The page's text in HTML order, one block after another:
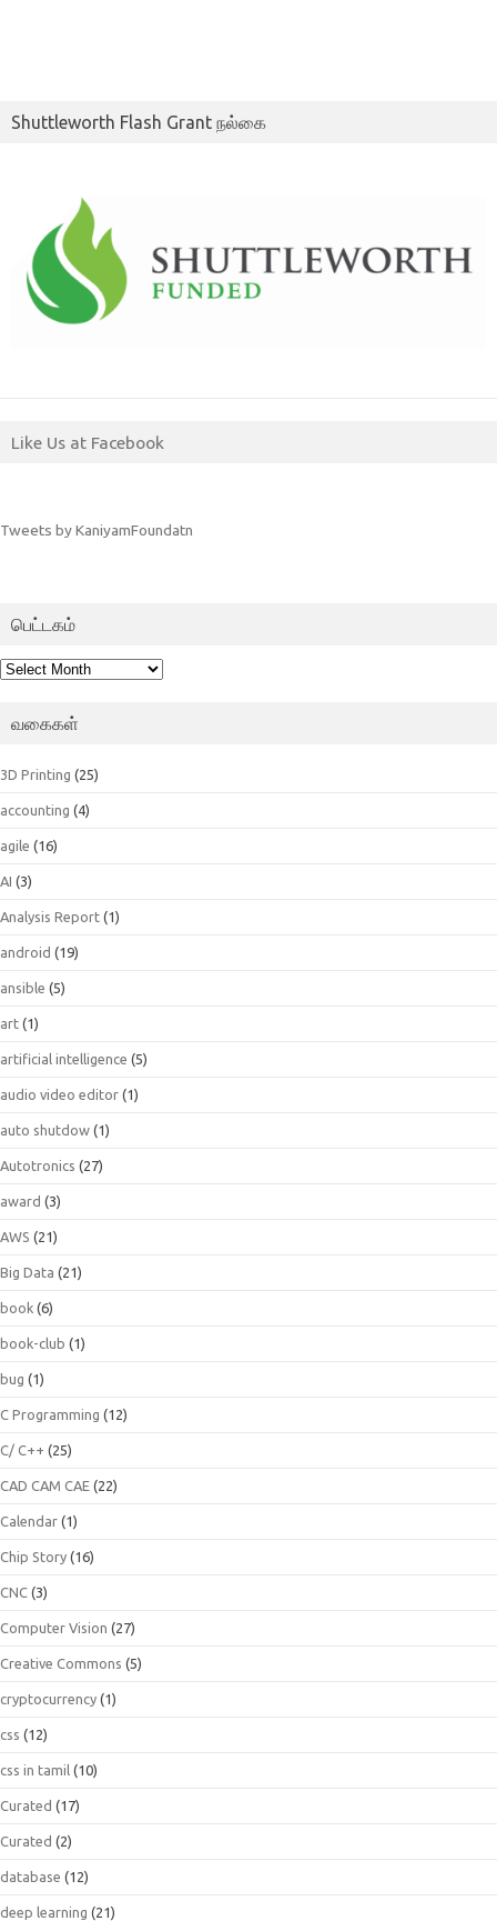
Shuttleworth Flash Grant நல்கை
Like Us at Facebook
Tweets by KaniyamFoundatn
பெட்டகம்
பெட்டகம்
வகைகள்
3D Printing (25)
accounting (4)
agile (16)
AI (3)
Analysis Report (1)
android (19)
ansible (5)
art (1)
artificial intelligence (5)
audio video editor (1)
auto shutdow (1)
Autotronics (27)
award (3)
AWS (21)
Big Data (21)
book (6)
book-club (1)
bug (1)
C Programming (12)
C/ C++ (25)
CAD CAM CAE (22)
Calendar (1)
Chip Story (16)
CNC (3)
Computer Vision (27)
Creative Commons (5)
cryptocurrency (1)
css (12)
css in tamil (10)
Curated (17)
Curated (2)
database (12)
deep learning (21)